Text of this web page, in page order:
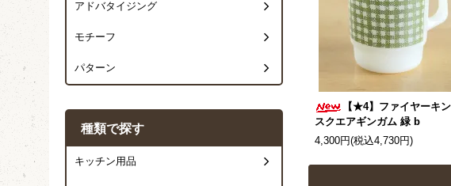
【★4】ファイヤーキ
スクエアギンガム 緑 b
4,300円(税込4,730円)
アドバタイジング
モチーフ
パターン
種類で探す
キッチン用品